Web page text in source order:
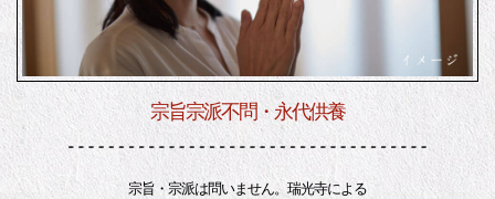
宗旨宗派不問・永代供養
宗旨・宗派は問いません。瑞光寺による